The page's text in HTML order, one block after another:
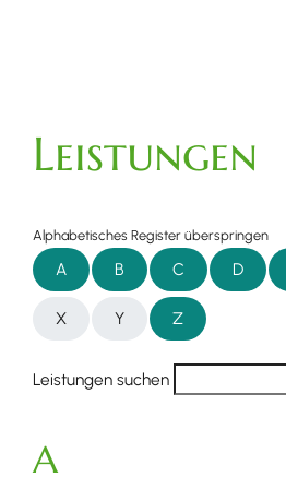
Leistungen
Alphabetisches Register überspringen
A B C D
X Y Z
Leistungen suchen
A